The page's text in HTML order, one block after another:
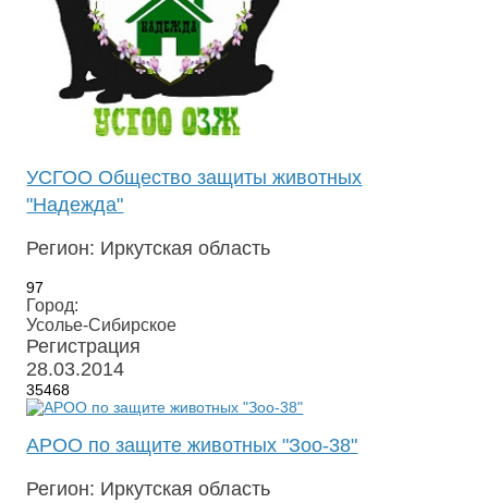
УСГОО Общество защиты животных
"Надежда"
Регион: Иркутская область
97
Город:
Усолье-Сибирское
Регистрация
28.03.2014
35468
АРОО по защите животных "Зоо-38"
Регион: Иркутская область